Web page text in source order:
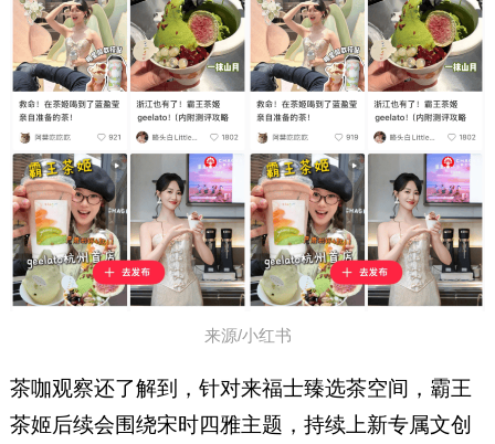
来源/小红书
茶咖观察还了解到，针对来福士臻选茶空间，霸王
茶姬后续会围绕宋时四雅主题，持续上新专属文创